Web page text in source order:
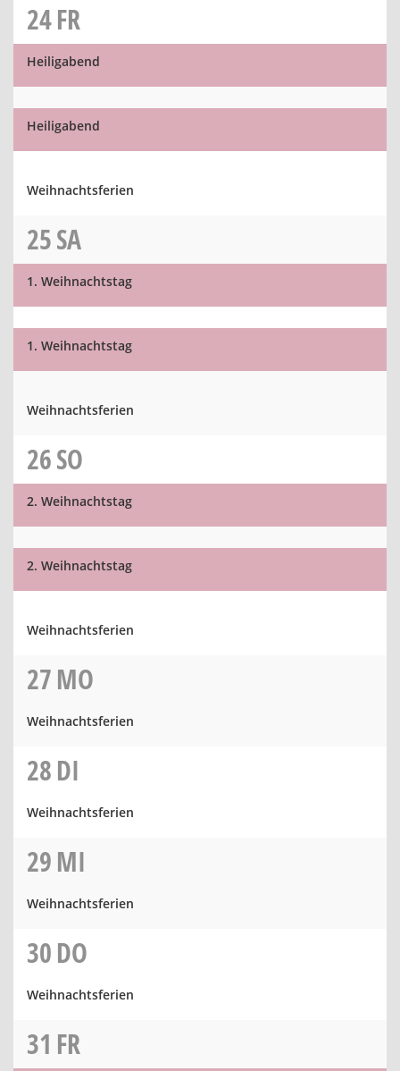
24FR
Heiligabend
Heiligabend
Weihnachtsferien
25SA
1. Weihnachtstag
1. Weihnachtstag
Weihnachtsferien
26SO
2. Weihnachtstag
2. Weihnachtstag
Weihnachtsferien
27MO
Weihnachtsferien
28DI
Weihnachtsferien
29MI
Weihnachtsferien
30DO
Weihnachtsferien
31 FR